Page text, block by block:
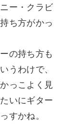
ー・クラビ
ち方がかっ
の持ち方も
うわけで、
っこよく見
いにギター
すかね。